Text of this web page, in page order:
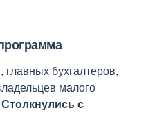
бухгалтеров,
малого
Столкнулись с